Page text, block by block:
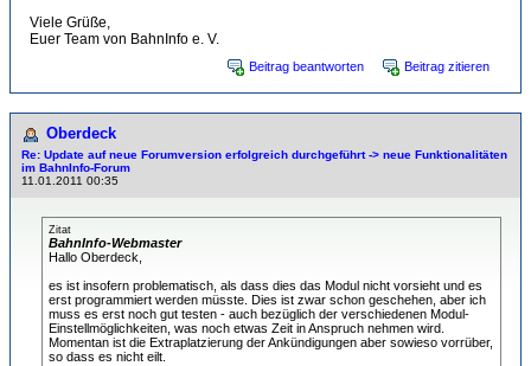
Viele Grüße,
Euer Team von BahnInfo e. V.
Beitrag beantworten Beitrag zitieren
Oberdeck
Re: Update auf neue Forumversion erfolgreich durchgeführt -> neue Funktionalitäten
im BahnInfo-Forum
11.01.2011 00:35
Zitat
BahnInfo-Webmaster
Hallo Oberdeck,
es ist insofern problematisch, als dass dies das Modul nicht vorsieht und es
erst programmiert werden müsste. Dies ist zwar schon geschehen, aber ich
muss es erst noch gut testen - auch bezüglich der verschiedenen Modul-
Einstellmöglichkeiten, was noch etwas Zeit in Anspruch nehmen wird.
Momentan ist die Extraplatzierung der Ankündigungen aber sowieso vorrüber,
so dass es nicht eilt.